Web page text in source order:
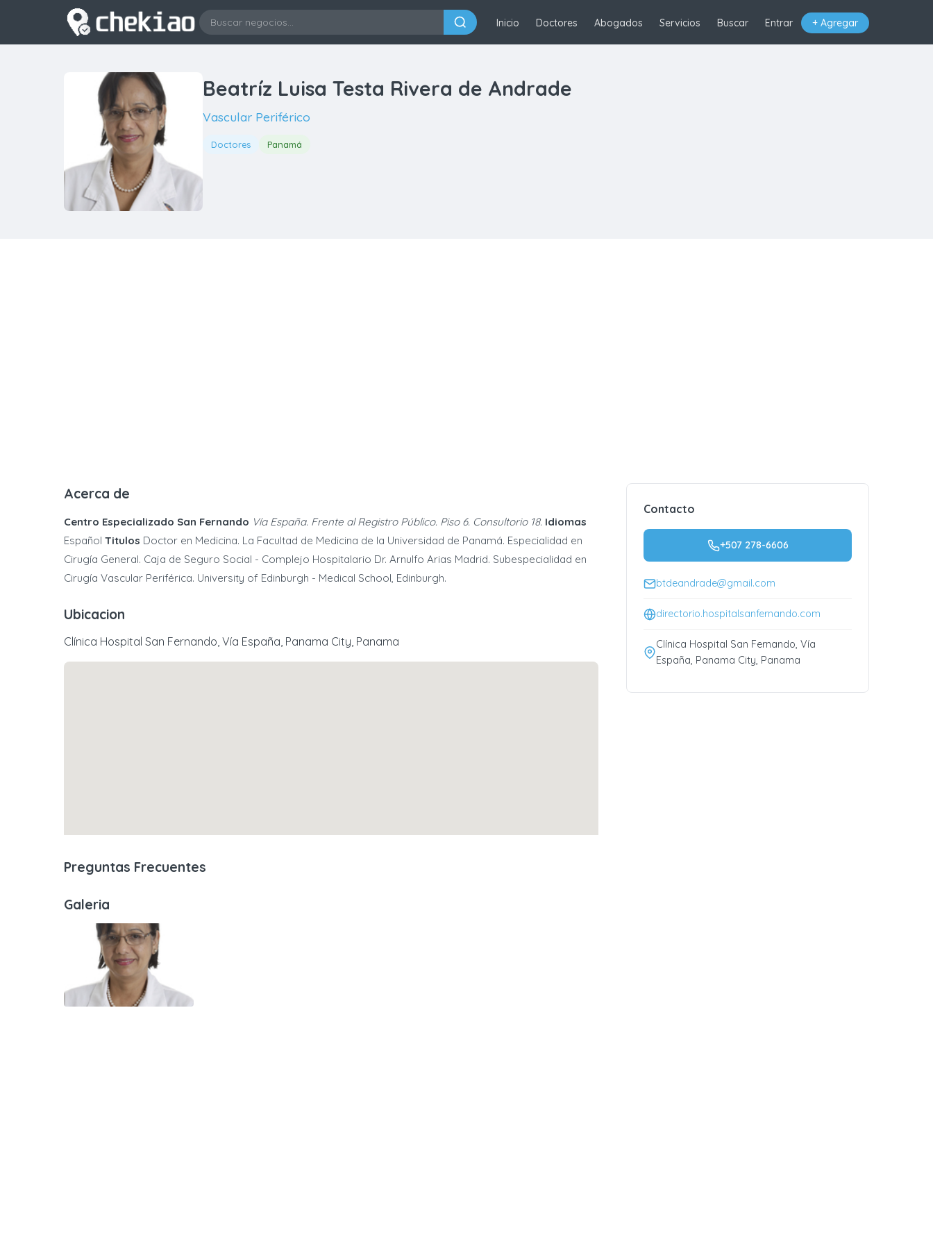
Inicio Doctores Abogados Servicios Buscar Entrar + Agregar
Beatríz Luisa Testa Rivera de Andrade
Vascular Periférico
Doctores Panamá
Acerca de
Centro Especializado San Fernando Vía España. Frente al Registro Público. Piso 6. Consultorio 18. Idiomas
Español Titulos Doctor en Medicina. La Facultad de Medicina de la Universidad de Panamá. Especialidad en
Cirugía General. Caja de Seguro Social - Complejo Hospitalario Dr. Arnulfo Arias Madrid. Subespecialidad en
Cirugía Vascular Periférica. University of Edinburgh - Medical School, Edinburgh.
Ubicacion
Clínica Hospital San Fernando, Vía España, Panama City, Panama
Preguntas Frecuentes
Galeria
Contacto
+507 278-6606
btdeandrade@gmail.com
directorio.hospitalsanfernando.com
Clínica Hospital San Fernando, Vía
España, Panama City, Panama